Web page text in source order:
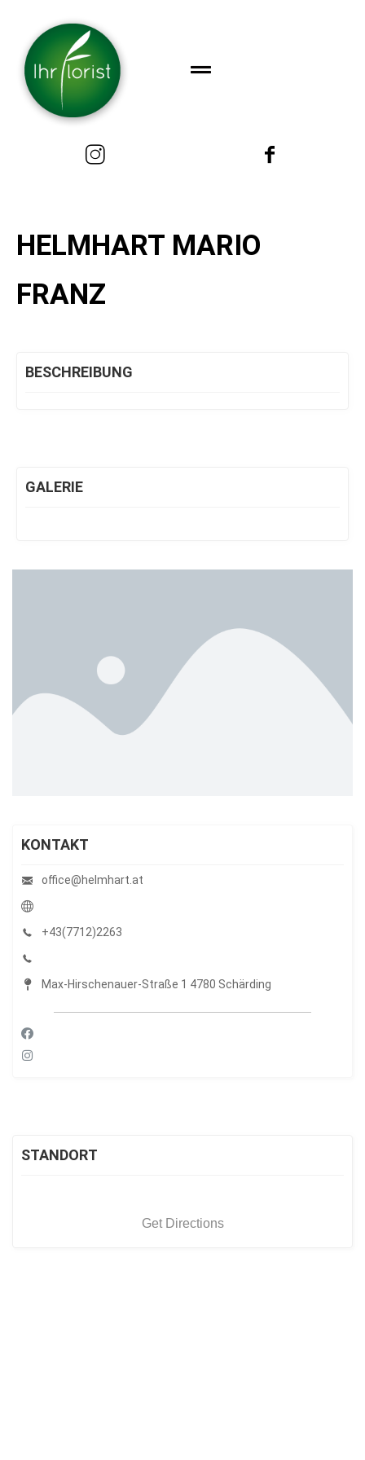
HELMHART MARIO
FRANZ
BESCHREIBUNG
GALERIE
KONTAKT
office@helmhart.at
+43(7712)2263
Max-Hirschenauer-Straße 1 4780 Schärding
STANDORT
Get Directions